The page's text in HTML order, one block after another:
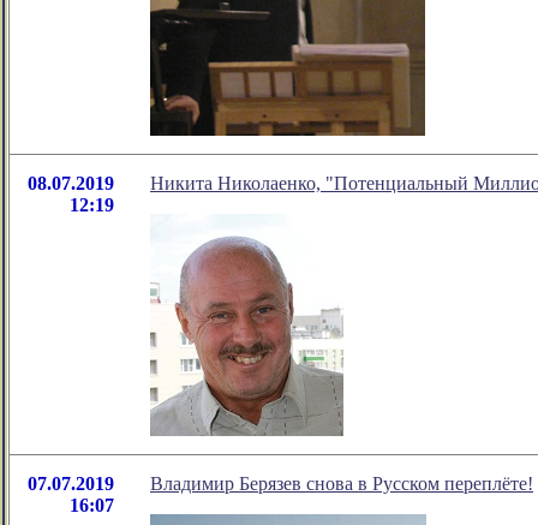
08.07.2019
12:19
Никита Николаенко, "Потенциальный
07.07.2019
16:07
Владимир Берязев снова в Русском переплёте!